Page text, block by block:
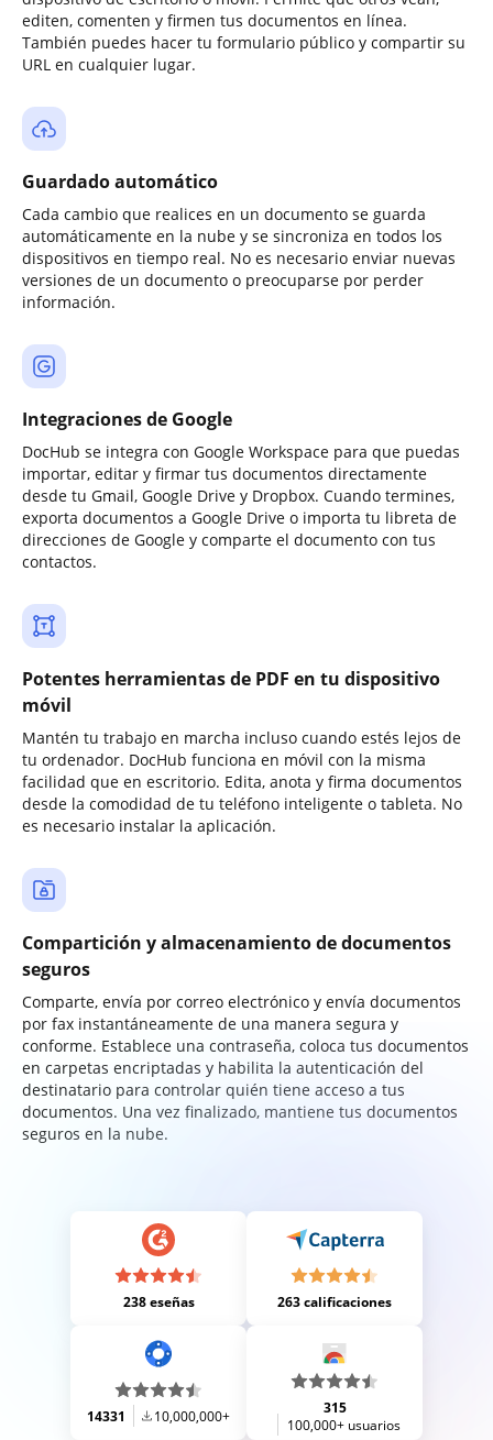
editen, comenten y firmen tus documentos en línea.
También puedes hacer tu formulario público y compartir su
URL en cualquier lugar.
Guardado automático
Cada cambio que realices en un documento se guarda
automáticamente en la nube y se sincroniza en todos los
dispositivos en tiempo real. No es necesario enviar nuevas
versiones de un documento o preocuparse por perder
información.
Integraciones de Google
DocHub se integra con Google Workspace para que puedas
importar, editar y firmar tus documentos directamente
desde tu Gmail, Google Drive y Dropbox. Cuando termines,
exporta documentos a Google Drive o importa tu libreta de
direcciones de Google y comparte el documento con tus
contactos.
Potentes herramientas de PDF en tu dispositivo
móvil
Mantén tu trabajo en marcha incluso cuando estés lejos de
tu ordenador. DocHub funciona en móvil con la misma
facilidad que en escritorio. Edita, anota y firma documentos
desde la comodidad de tu teléfono inteligente o tableta. No
es necesario instalar la aplicación.
Compartición y almacenamiento de documentos
seguros
Comparte, envía por correo electrónico y envía documentos
por fax instantáneamente de una manera segura y
conforme. Establece una contraseña, coloca tus documentos
en carpetas encriptadas y habilita la autenticación del
destinatario para controlar quién tiene acceso a tus
documentos. Una vez finalizado, mantiene tus documentos
seguros en la nube.
238 eseñas 263 calificaciones
14331 10,000,000+
315
100,000+ usuarios